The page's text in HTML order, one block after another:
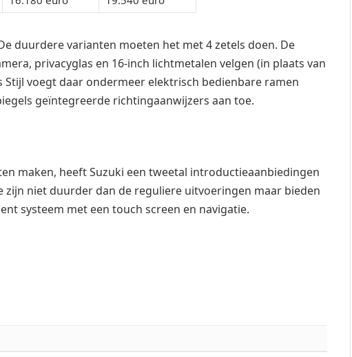
duurdere varianten moeten het met 4 zetels doen. De
privacyglas en 16-inch lichtmetalen velgen (in plaats van
Stijl voegt daar ondermeer elektrisch bedienbare ramen
geïntegreerde richtingaanwijzers aan toe.
maken, heeft Suzuki een tweetal introductieaanbiedingen
zijn niet duurder dan de reguliere uitvoeringen maar bieden
systeem met een touch screen en navigatie.